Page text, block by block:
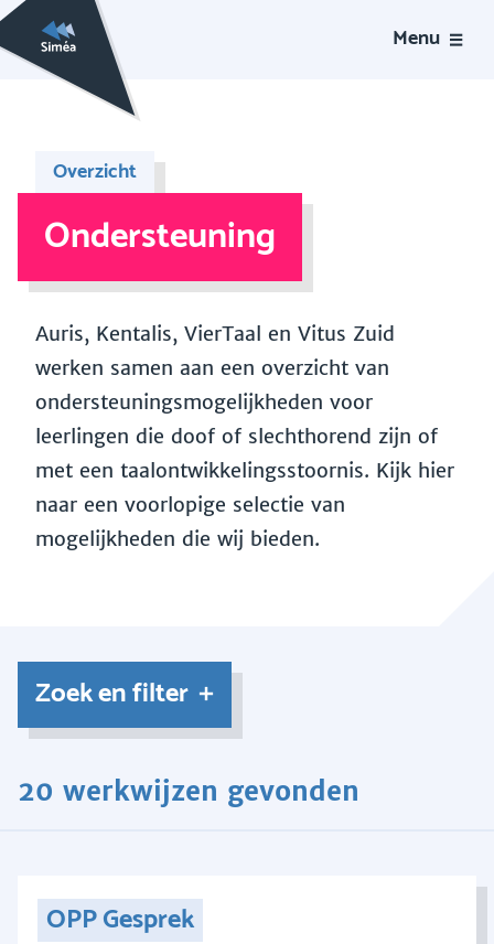
Menu
Overzicht
Ondersteuning
Auris, Kentalis, VierTaal en Vitus Zuid
werken samen aan een overzicht van
ondersteuningsmogelijkheden voor
leerlingen die doof of slechthorend zijn of
met een taalontwikkelingsstoornis. Kijk hier
naar een voorlopige selectie van
mogelijkheden die wij bieden.
Zoek en filter
20 werkwijzen gevonden
OPP Gesprek